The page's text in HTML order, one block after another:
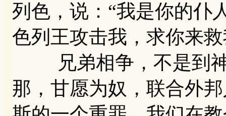
列色，说：“我是你的仆
色列王攻击我，求你来
兄弟相争，不是到神
那，甘愿为奴，联合外